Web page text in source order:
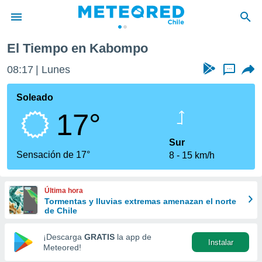
de
por
que se
calidad.
a este
las
y
forma
digital
basada
El Tiempo en Kabompo
08:17 Lunes ...
Soleado
17°
Sensación de 17°
Sur
8
15 km/h
Última hora
Tormentas y lluvias extremas amenazan el norte
de Chile
¡Descarga GRATIS la app de
Meteored!
Instalar